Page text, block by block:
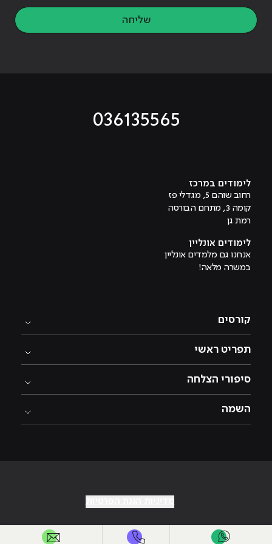
שליחה
036135565
לימודים במרכז
רחוב שוהם 5, מגדלי פז
קומה 3, מתחם הבורסה
רמת גן
לימודים אונליין
אנחנו גם מלמדים אונליין
במשרה מלאה!
קורסים
תפריט ראשי
סיפורי הצלחה
השמה